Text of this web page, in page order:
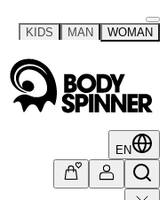
WOMAN
MAN
KIDS
EN